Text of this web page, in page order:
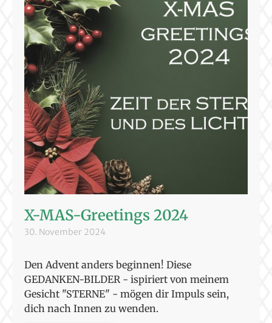
X-MAS-Greetings 2024
30. November 2024
Den Advent anders beginnen! Diese
GEDANKEN-BILDER - ispiriert von meinem
Gesicht "STERNE" - mögen dir Impuls sein,
dich nach Innen zu wenden.